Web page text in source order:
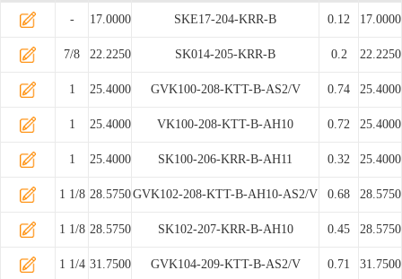
- 17.0000 SKE17-204-KRR-B 0.12 17.0000
7/8 22.2250 SK014-205-KRR-B 0.2 22.2250
1 25.4000 GVK100-208-KTT-B-AS2/V 0.74 25.4000
1 25.4000 VK100-208-KTT-B-AH10 0.72 25.4000
1 25.4000 SK100-206-KRR-B-AH11 0.32 25.4000
1 1/8 28.5750GVK102-208-KTT-B-AH10-AS2/V 0.68 28.5750
1 1/8 28.5750 SK102-207-KRR-B-AH10 0.45 28.5750
1 1/4 31.7500 GVK104-209-KTT-B-AS2/V 0.71 31.7500